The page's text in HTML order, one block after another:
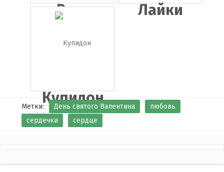
Роза
сердце
Лайки
Купидон
Метки: День святого Валентина
любовь
сердечки
сердце